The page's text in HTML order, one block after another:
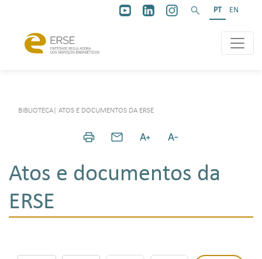
PT EN
BIBLIOTECA ATOS E DOCUMENTOS DA ERSE
Atos e documentos da
ERSE